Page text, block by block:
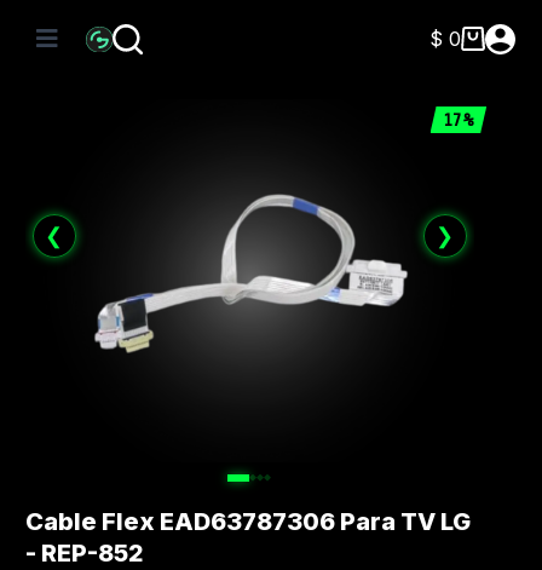
Carro
$ 0
17%
❮ ❯
Cable Flex EAD63787306 Para TV LG
- REP-852